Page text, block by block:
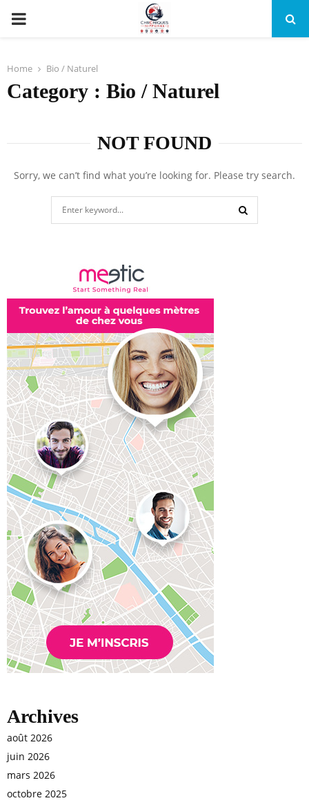
PRIMARY
Home Bio / Naturel
Category : Bio / Naturel
NOT FOUND
Sorry, we can’t find what you’re looking for. Please try search.
for:
Archives
août 2026
juin 2026
mars 2026
octobre 2025